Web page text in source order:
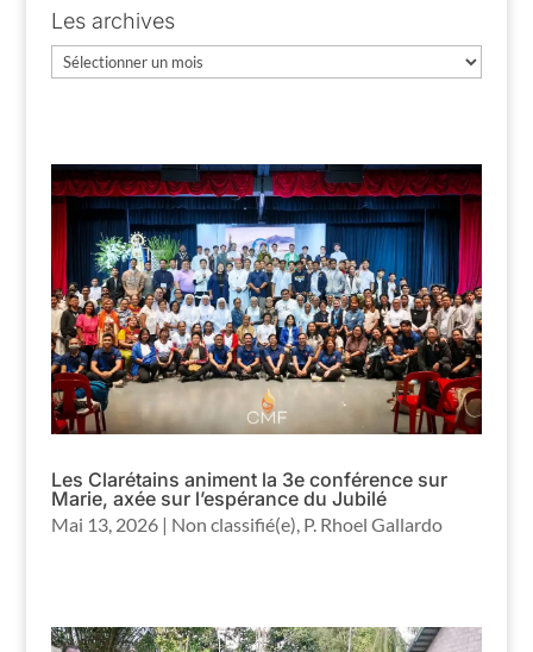
Les archives
Les
Les Clarétains animent la 3e conférence sur
Marie, axée sur l’espérance du Jubilé
Mai 13, 2026| Non classifié(e) P. Rhoel Gallardo